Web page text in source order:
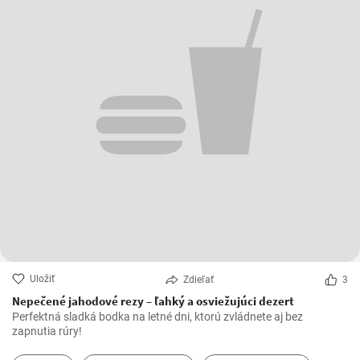
Uložiť Zdieľať 3
Nepečené jahodové rezy – ľahký a osviežujúci dezert
Perfektná sladká bodka na letné dni, ktorú zvládnete aj bez
zapnutia rúry!